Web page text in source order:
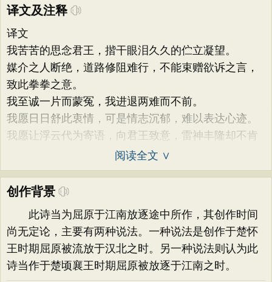
译文及注释
译文
我苦苦的思念君王，揩干眼泪久久的伫立凝望。
媒介之人断绝，道路修阻难行，不能束赠欲诉之言，
致此拳拳之意。
我至诚一片而蒙冤，我进退两难而不前。
我愿日日舒此衷情，可是情志沉郁，难以表达心迹。
我愿让浮云代为寄语，向君王致意，雷神丰隆却不肯
阅读全文 ∨
创作背景
此诗当为屈原于江南放逐途中所作，其创作时间
尚无定论，主要有两种说法。一种说法是创作于楚怀
王时期屈原被流放于汉北之时。另一种说法则认为此
诗当作于楚顷襄王时期屈原被放逐于江南之时。